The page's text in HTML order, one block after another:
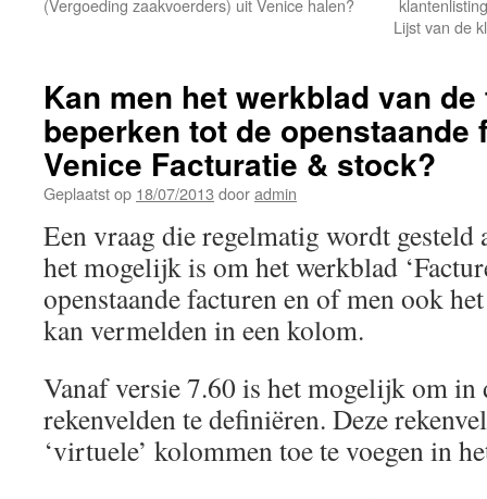
(Vergoeding zaakvoerders) uit Venice halen?
Lijst van de
Kan men het werkblad van
beperken tot de openstaande
Venice Facturatie & stock?
Geplaatst op 18/07/2013 dooradmin
Een vraag die regelmatig wordt gesteld
het mogelijk is om het werkblad
openstaande facturen en of men ook
kan vermelden in een kolom.
Vanaf versie 7.60 is het mogelijk om in
rekenvelden te definiëren. Deze
‘virtuele’ kolommen toe te voegen in